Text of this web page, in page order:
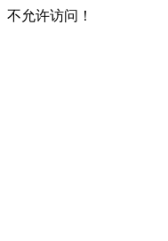
不允许访问！